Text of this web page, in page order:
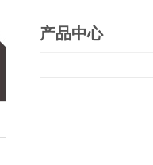
产品中心